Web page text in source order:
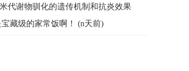
代谢物驯化的遗传机制和抗炎效果
藏级的家常饭啊！ (n天前)